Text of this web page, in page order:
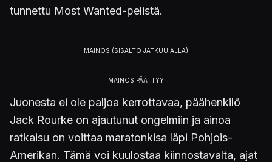
tunnettu Most Wanted-pelistä.
Juonesta ei ole paljoa kerrottavaa, päähenkilö
Jack Rourke on ajautunut ongelmiin ja ainoa
ratkaisu on voittaa maratonkisa läpi Pohjois-
Amerikan. Tämä voi kuulostaa kiinnostavalta, ajat